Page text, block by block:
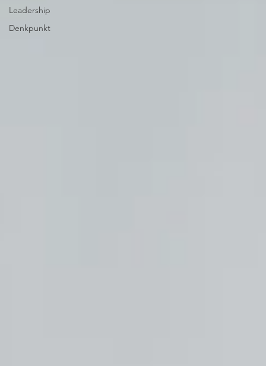
Leadership
Denkpunkt